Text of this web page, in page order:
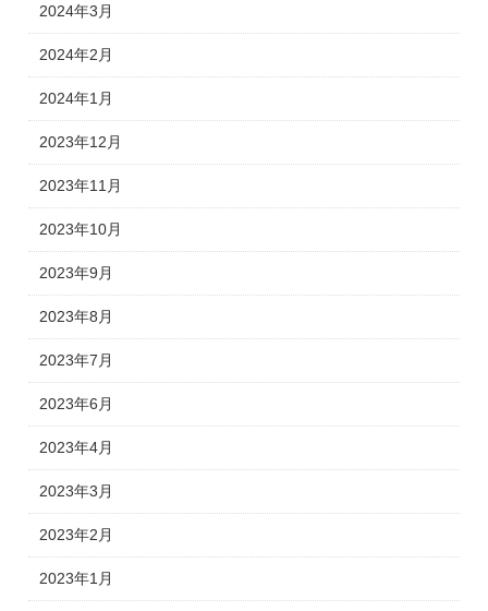
2024年3月
2024年2月
2024年1月
2023年12月
2023年11月
2023年10月
2023年9月
2023年8月
2023年7月
2023年6月
2023年4月
2023年3月
2023年2月
2023年1月